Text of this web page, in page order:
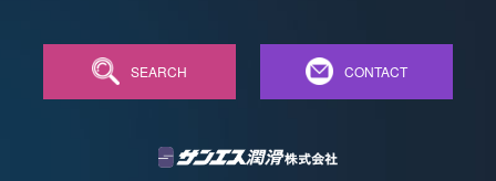
SEARCH CONTACT